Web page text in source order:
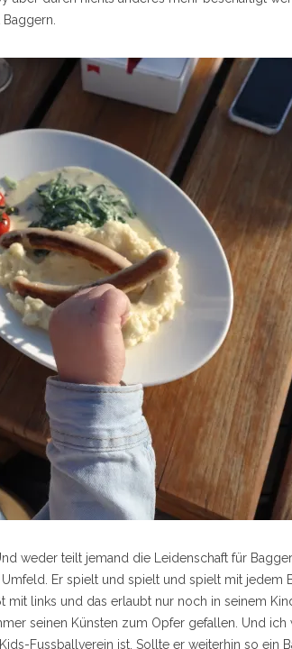
weder teilt jemand die Leidenschaft für
Er spielt und spielt und spielt mit jedem
mit links und das erlaubt nur noch in seinem
seinen Künsten zum Opfer gefallen. Und ich
Fussballverein ist. Sollte er weiterhin so ein